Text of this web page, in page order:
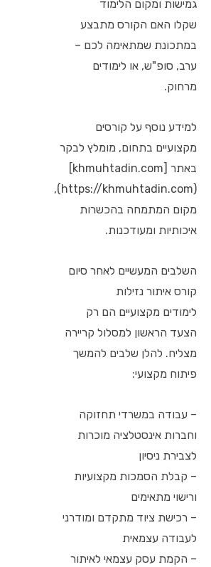
גמישות ומקום הלימוד
שקלו האם הקורס מתבצע
במתכונת שמתאימה לכם –
ערב, סופ"ש, או לימודים
מרחוק.
למידע נוסף על קורסים
מקצועיים בתחום, מומלץ לבקר
(https://khmuhtadin.com),
מקום המתמחה בהכשרות
איכותיות ומעודכנות.
השלבים המעשיים לאחר סיום
קורס איתור נזילות
לימודים מקצועיים הם רק
הצעד הראשון למסלול קריירה
מצליח. להלן שלבים להמשך
פיתוח מקצועי:
– עבודה במשרדי תחזוקה
וחברות אינסטלציה מוכרות
לצבירת ניסיון
– קבלת הסמכות מקצועיות
ורישוי מתאימים
– רכישת ציוד מתקדם ומודרני
לעבודה עצמאית
– הקמת עסק עצמאי לאיתור